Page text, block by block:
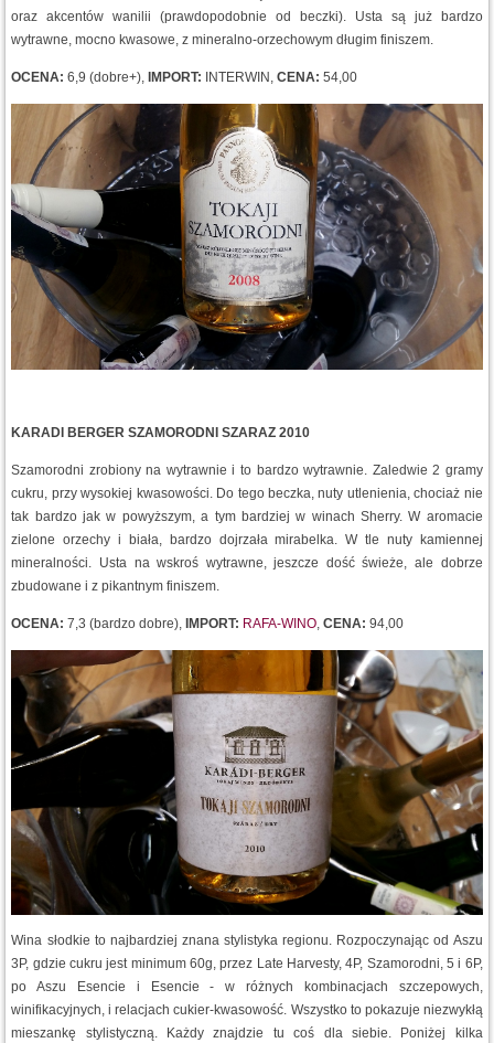
oraz akcentów wanilii (prawdopodobnie od beczki). Usta są już bardzo
wytrawne, mocno kwasowe, z mineralno-orzechowym długim finiszem.
OCENA: 6,9 (dobre+), IMPORT: INTERWIN,CENA: 54,00
KARADI BERGER SZAMORODNI SZARAZ 2010
Szamorodni zrobiony na wytrawnie i to bardzo wytrawnie. Zaledwie 2 gramy
cukru, przy wysokiej kwasowości. Do tego beczka, nuty utlenienia, chociaż nie
tak bardzo jak w powyższym, a tym bardziej w winach Sherry. W aromacie
zielone orzechy i biała, bardzo dojrzała mirabelka. W tle nuty kamiennej
mineralności. Usta na wskroś wytrawne, jeszcze dość świeże, ale dobrze
zbudowane i z pikantnym finiszem.
OCENA: 7,3 (bardzo dobre),IMPORT: RAFA-WINO ,CENA: 94,00
Wina słodkie to najbardziej znana stylistyka regionu. Rozpoczynając od Aszu
3P, gdzie cukru jest minimum 60g, przez Late Harvesty, 4P, Szamorodni, 5 i 6P,
po Aszu Esencie i Esencie - w różnych kombinacjach szczepowych,
winifikacyjnych, i relacjach cukier-kwasowość. Wszystko to pokazuje niezwykłą
mieszankę stylistyczną. Każdy znajdzie tu coś dla siebie. Poniżej kilka